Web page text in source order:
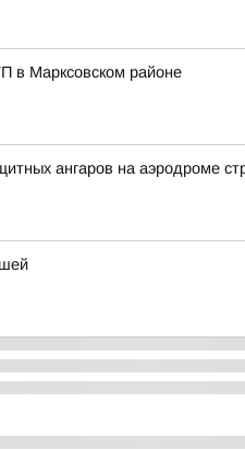
в Марксовском районе
ангаров на аэродроме